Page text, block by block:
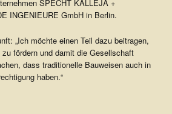
SPECHT KALLEJA +
INGENIEURE GmbH in Berlin.
„Ich möchte einen Teil dazu beitragen,
fördern und damit die Gesellschaft
dass traditionelle Bauweisen auch in
haben.“